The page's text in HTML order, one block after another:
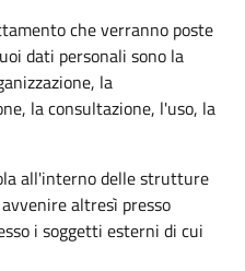
che verranno poste
dati personali sono la
la
la consultazione, l'uso, la
all'interno delle strutture
altresì presso
i soggetti esterni di cui